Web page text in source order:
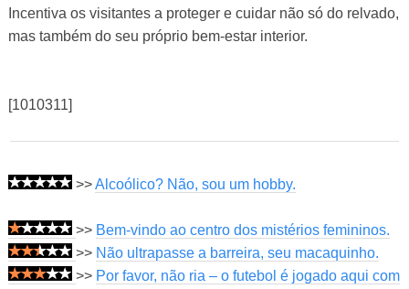
Incentiva os visitantes a proteger e cuidar não só do relvado,
mas também do seu próprio bem-estar interior.
[1010311]
>>Alcoólico? Não, sou um hobby.
>> Bem-vindo ao centro dos mistérios femininos.
>> Não ultrapasse a barreira, seu macaquinho.
>> Por favor, não ria – o futebol é jogado aqui com